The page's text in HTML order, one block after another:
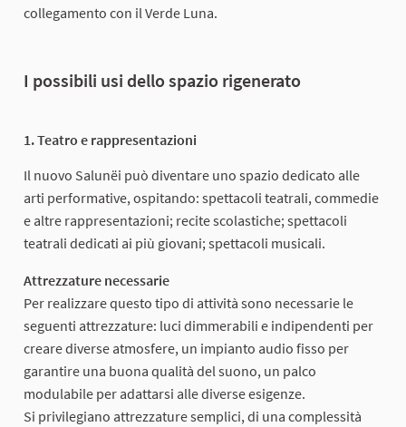
collegamento con il Verde Luna.
I possibili usi dello spazio rigenerato
1. Teatro e rappresentazioni
Il nuovo Salunëi può diventare uno spazio dedicato alle
arti performative, ospitando: spettacoli teatrali, commedie
e altre rappresentazioni; recite scolastiche; spettacoli
teatrali dedicati ai più giovani; spettacoli musicali.
Attrezzature necessarie
Per realizzare questo tipo di attività sono necessarie le
seguenti attrezzature: luci dimmerabili e indipendenti per
creare diverse atmosfere, un impianto audio fisso per
garantire una buona qualità del suono, un palco
modulabile per adattarsi alle diverse esigenze.
Si privilegiano attrezzature semplici, di una complessità